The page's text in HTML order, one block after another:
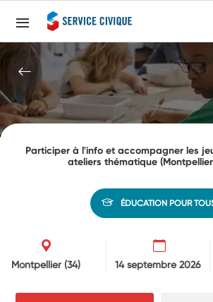
Participer à l'info et accompagner les
ateliers thématique
ÉDUCATION POUR
Montpellier (34) 14 septembre 2026